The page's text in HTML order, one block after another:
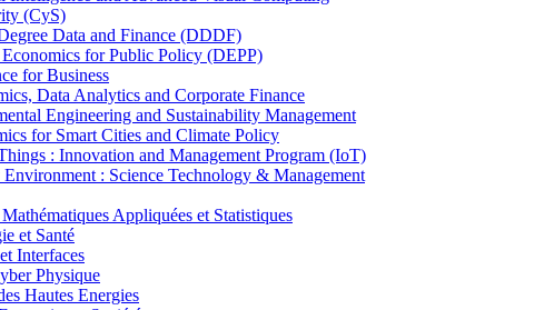
(CyS)
Data and Finance (DDDF)
for Public Policy (DEPP)
for Business
Data Analytics and Corporate Finance
Engineering and Sustainability Management
for Smart Cities and Climate Policy
: Innovation and Management Program (IoT)
: Science Technology & Management
Appliquées et Statistiques
et Santé
Interfaces
Physique
Hautes Energies